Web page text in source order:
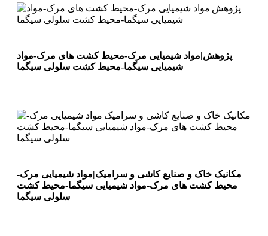
پژوهش|مواد شیمیایی مرک-محیط کشت های مرک-مواد
شیمیایی سیگما-محیط کشت سلولی سیگما
مکانیک خاک و صنایع کاشی و سرامیک|مواد شیمیایی مرک-
محیط کشت های مرک-مواد شیمیایی سیگما-محیط کشت
سلولی سیگما